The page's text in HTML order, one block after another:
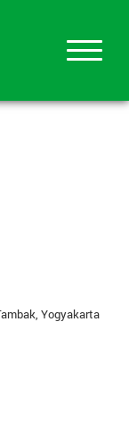
Yogyakarta